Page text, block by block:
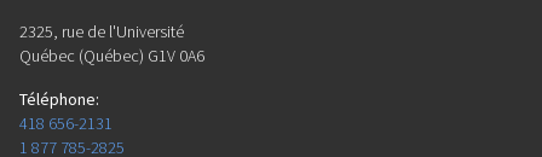
2325, rue de l'Université
Québec (Québec) G1V 0A6
Téléphone:
418 656-2131
1 877 785-2825